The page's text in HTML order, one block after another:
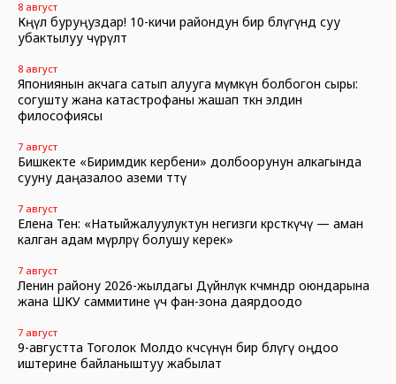
8 август
Көңүл буруңуздар! 10-кичи райондун бир бөлүгүндө суу
убактылуу өчүрүлөт
8 август
Япониянын акчага сатып алууга мүмкүн болбогон сыры:
согушту жана катастрофаны жашап өткөн элдин
философиясы
7 август
Бишкекте «Биримдик кербени» долбоорунун алкагында
сууну даңазалоо аземи өттү
7 август
Елена Тен: «Натыйжалуулуктун негизги көрсөткүчү — аман
калган адам өмүрлөрү болушу керек»
7 август
Ленин району 2026-жылдагы Дүйнөлүк көчмөндөр оюндарына
жана ШКУ саммитине үч фан-зона даярдоодо
7 август
9-августта Тоголок Молдо көчөсүнүн бир бөлүгү оңдоо
иштерине байланыштуу жабылат